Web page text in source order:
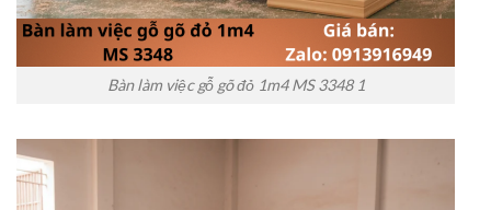
Bàn làm việc gỗ gõ đỏ 1m4 MS 3348 1